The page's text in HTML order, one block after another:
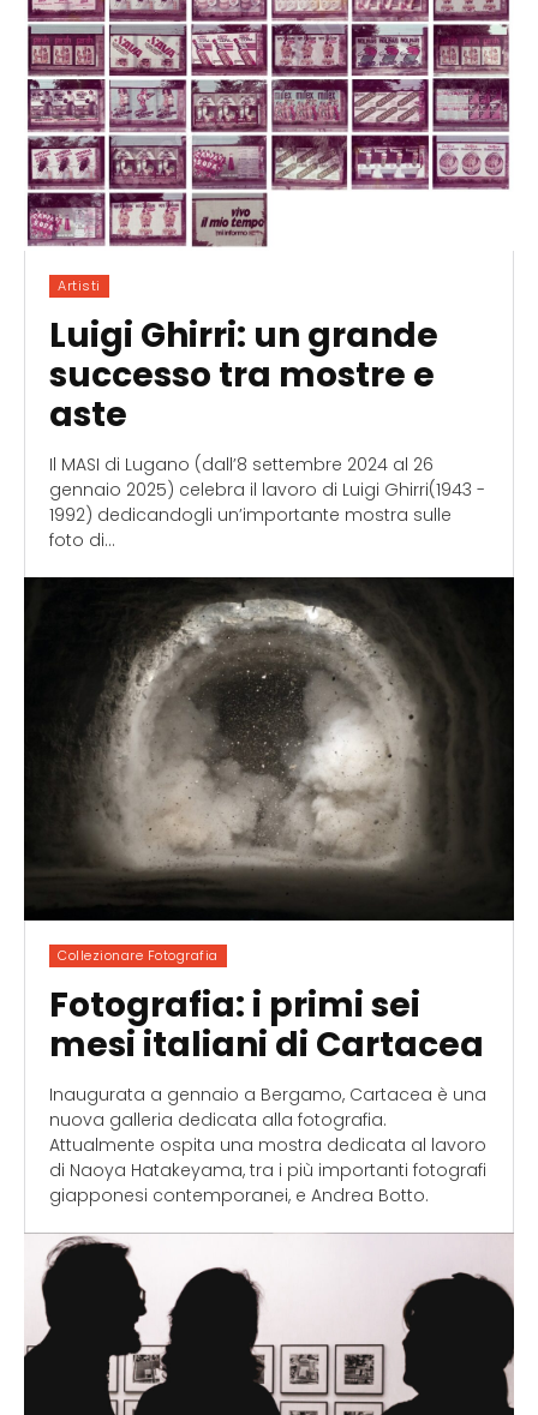
Artisti
Luigi Ghirri: un grande
successo tra mostre e
aste
Il MASI di Lugano (dall’8 settembre 2024 al 26
gennaio 2025) celebra il lavoro di Luigi Ghirri(1943 -
1992) dedicandogli un’importante mostra sulle
foto di...
Collezionare Fotografia
Fotografia: i primi sei
mesi italiani di Cartacea
Inaugurata a gennaio a Bergamo, Cartacea è una
nuova galleria dedicata alla fotografia.
Attualmente ospita una mostra dedicata al lavoro
di Naoya Hatakeyama, tra i più importanti fotografi
giapponesi contemporanei, e Andrea Botto.